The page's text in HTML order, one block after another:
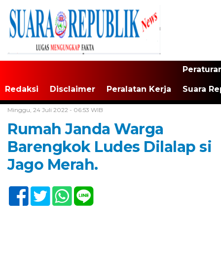
Redaksi Disclaimer Peralatan Kerja Suara
Minggu, 24 Juli 2022 - 06:53 WIB
Rumah Janda Warga
Barengkok Ludes Dilalap si
Jago Merah.